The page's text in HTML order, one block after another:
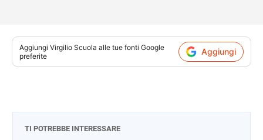
Aggiungi Virgilio Scuola alle tue fonti Google
preferite
Aggiungi
TI POTREBBE INTERESSARE